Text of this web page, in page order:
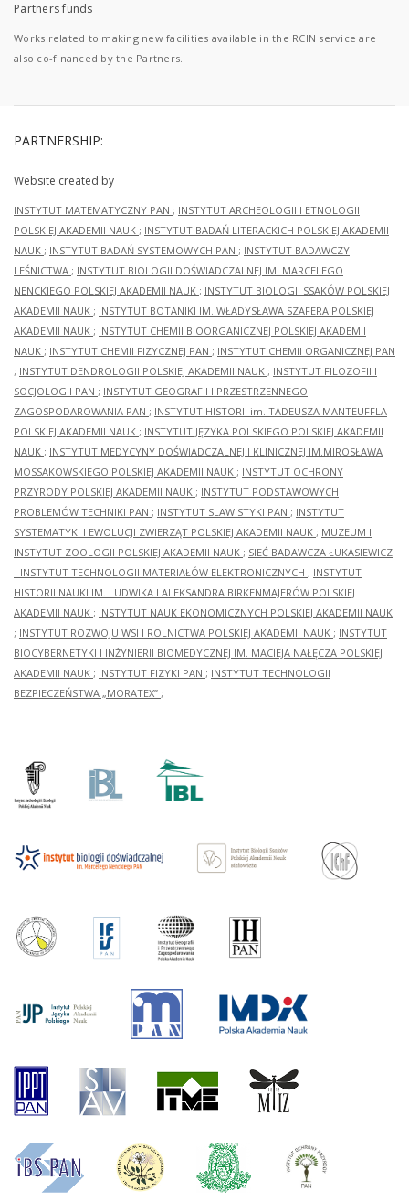
Partners funds
Works related to making new facilities available in the RCIN service are
also co-financed by the Partners.
PARTNERSHIP:
Website created by
INSTYTUT MATEMATYCZNY PAN ; INSTYTUT ARCHEOLOGII I ETNOLOGII
POLSKIEJ AKADEMII NAUK ; INSTYTUT BADAŃ LITERACKICH POLSKIEJ AKADEMII
NAUK ; INSTYTUT BADAŃ SYSTEMOWYCH PAN ; INSTYTUT BADAWCZY
LEŚNICTWA ; INSTYTUT BIOLOGII DOŚWIADCZALNEJ IM. MARCELEGO
NENCKIEGO POLSKIEJ AKADEMII NAUK ; INSTYTUT BIOLOGII SSAKÓW POLSKIEJ
AKADEMII NAUK ; INSTYTUT BOTANIKI IM. WŁADYSŁAWA SZAFERA POLSKIEJ
AKADEMII NAUK ; INSTYTUT CHEMII BIOORGANICZNEJ POLSKIEJ AKADEMII
NAUK ; INSTYTUT CHEMII FIZYCZNEJ PAN ; INSTYTUT CHEMII ORGANICZNEJ PAN
; INSTYTUT DENDROLOGII POLSKIEJ AKADEMII NAUK ; INSTYTUT FILOZOFII I
SOCJOLOGII PAN ; INSTYTUT GEOGRAFII I PRZESTRZENNEGO
ZAGOSPODAROWANIA PAN ; INSTYTUT HISTORII im. TADEUSZA MANTEUFFLA
POLSKIEJ AKADEMII NAUK ; INSTYTUT JĘZYKA POLSKIEGO POLSKIEJ AKADEMII
NAUK ; INSTYTUT MEDYCYNY DOŚWIADCZALNEJ I KLINICZNEJ IM.MIROSŁAWA
MOSSAKOWSKIEGO POLSKIEJ AKADEMII NAUK ; INSTYTUT OCHRONY
PRZYRODY POLSKIEJ AKADEMII NAUK ; INSTYTUT PODSTAWOWYCH
PROBLEMÓW TECHNIKI PAN ; INSTYTUT SLAWISTYKI PAN ; INSTYTUT
SYSTEMATYKI I EWOLUCJI ZWIERZĄT POLSKIEJ AKADEMII NAUK ; MUZEUM I
INSTYTUT ZOOLOGII POLSKIEJ AKADEMII NAUK ; SIEĆ BADAWCZA ŁUKASIEWICZ
- INSTYTUT TECHNOLOGII MATERIAŁÓW ELEKTRONICZNYCH ; INSTYTUT
HISTORII NAUKI IM. LUDWIKA I ALEKSANDRA BIRKENMAJERÓW POLSKIEJ
AKADEMII NAUK ; INSTYTUT NAUK EKONOMICZNYCH POLSKIEJ AKADEMII NAUK
; INSTYTUT ROZWOJU WSI I ROLNICTWA POLSKIEJ AKADEMII NAUK ; INSTYTUT
BIOCYBERNETYKI I INŻYNIERII BIOMEDYCZNEJ IM. MACIEJA NAŁĘCZA POLSKIEJ
AKADEMII NAUK ; INSTYTUT FIZYKI PAN ; INSTYTUT TECHNOLOGII
BEZPIECZEŃSTWA „MORATEX” ;